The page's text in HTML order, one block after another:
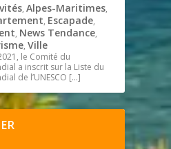
,Alpes-Maritimes,
, Escapade,
, News Tendance,
,Ville
le Comité du
a inscrit sur la Liste du
de l’UNESCO […]